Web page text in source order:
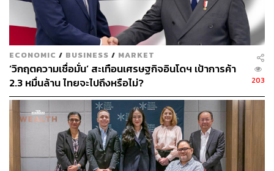
ด้าน พิพัฒน์ เหลืองนฤมิตชัย หัวหน้านักเศรษฐศาสตร์ KKP
Research ประเมินภาพรวมเศรษฐกิจไทยในปี 2565 ว่ามีแนว
โน้มจะเริ่มกลับสู่ภาวะปกติได้มากขึ้น แต่ยังมีความไม่
แน่นอนอยู่ค่อนข้างมาก ความกังวลเรื่องการระบาดของเชื้อ
โอมิครอนในไตรมาสที่หนึ่ง น่าจะมีผลกระทบในช่วงสั้น
ทำให้การฟื้นตัวของเศรษฐกิจและการกลับมาของนักท่อง
เที่ยวล่าช้าออกไป แต่น่าจะกลับมาฟื้นตัวได้เมื่อสถานการณ์
เศรษฐกิจในประเทศและการท่องเที่ยวเริ่มกลับเข้าสู่ภาวะ
ปกติ และยังคงการคาดการณ์เศรษฐกิจทั้งปีที่น่าจะโตได้ที่
ระดับ 3.9% ภายใต้สมมติฐานนักท่องเที่ยวต่างประเทศ 5.8
ล้านคน
ECONOMIC / BUSINESS / MARKET
‘วิกฤตความเชื่อมั่น’ สะเทือนเศรษฐกิจอินโดฯ เป้าการค้า
2.3 หมื่นล้าน ไทยจะไปถึงหรือไม่?
203